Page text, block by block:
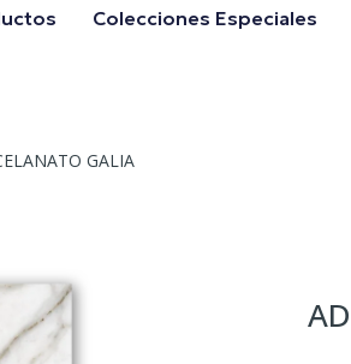
Colecciones Especiales
GALIA